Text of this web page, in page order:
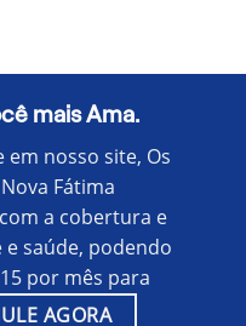
mais Ama.
em nosso site, Os
Fátima
a cobertura e
saúde, podendo
por mês para
AGORA